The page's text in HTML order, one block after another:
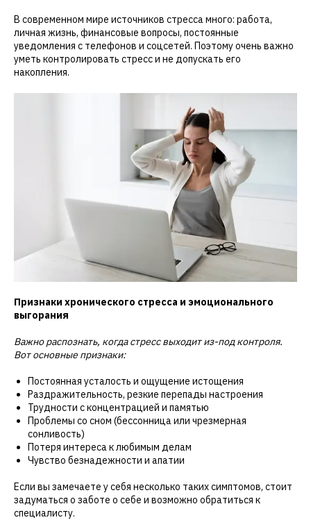
В современном мире источников стресса много: работа,
личная жизнь, финансовые вопросы, постоянные
уведомления с телефонов и соцсетей. Поэтому очень важно
уметь контролировать стресс и не допускать его
накопления.
Признаки хронического стресса и эмоционального
выгорания
Важно распознать, когда стресс выходит из-под контроля.
Вот основные признаки:
Постоянная усталость и ощущение истощения
Раздражительность, резкие перепады настроения
Трудности с концентрацией и памятью
Проблемы со сном (бессонница или чрезмерная
сонливость)
Потеря интереса к любимым делам
Чувство безнадежности и апатии
Если вы замечаете у себя несколько таких симптомов, стоит
задуматься о заботе о себе и возможно обратиться к
специалисту.